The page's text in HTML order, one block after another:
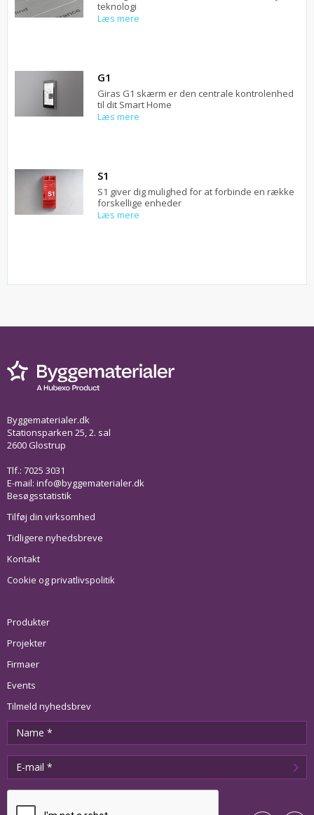
teknologi
Læs mere
G1
Giras G1 skærm er den centrale kontrolenhed
til dit Smart Home
Læs mere
S1
S1 giver dig mulighed for at forbinde en række
forskellige enheder
Læs mere
Byggematerialer.dk
Stationsparken 25, 2. sal
2600 Glostrup
Tlf.: 7025 3031
E-mail: info@byggematerialer.dk
Besøgsstatistik
Tilføj din virksomhed
Tidligere nyhedsbreve
Kontakt
Cookie og privatlivspolitik
Produkter
Projekter
Firmaer
Events
Tilmeld nyhedsbrev